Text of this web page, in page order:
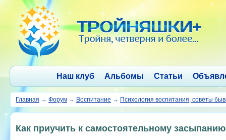
Наш клуб Альбомы Статьи
Главная → Форум → Воспитание → Психология воспитания, советы
Как приучить к самостоятельному